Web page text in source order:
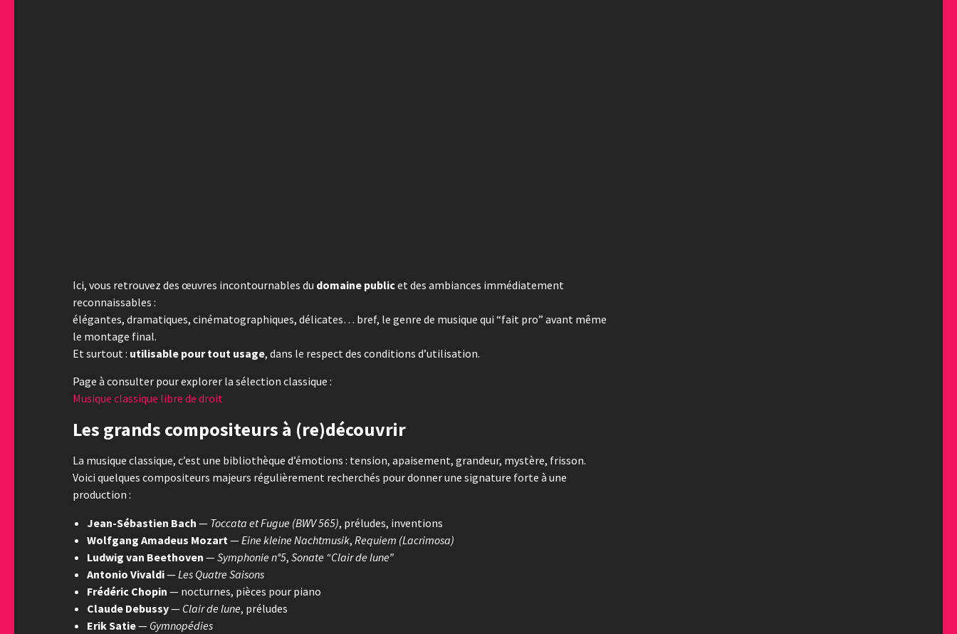
Ici, vous retrouvez des œuvres incontournables du domaine publicet des ambiances immédiatement
reconnaissables :
élégantes, dramatiques, cinématographiques, délicates… bref, le genre de musique qui “fait pro” avant même
le montage final.
Et surtout : utilisable pour tout usage, dans le respect des conditions d’utilisation.
Page à consulter pour explorer la sélection classique :
Musique classique libre de droit
Les grands compositeurs à (re)découvrir
La musique classique, c’est une bibliothèque d’émotions : tension, apaisement, grandeur, mystère, frisson.
Voici quelques compositeurs majeurs régulièrement recherchés pour donner une signature forte à une
production :
Jean-Sébastien Bach — Toccata et Fugue (BWV 565), préludes, inventions
Wolfgang Amadeus Mozart —Eine kleine Nachtmusik, Requiem (Lacrimosa)
Ludwig van Beethoven —Symphonie n°5, Sonate “Clair de lune”
Antonio Vivaldi—Les Quatre Saisons
Frédéric Chopin — nocturnes, pièces pour piano
Claude Debussy— Clair de lune, préludes
Erik Satie— Gymnopédies